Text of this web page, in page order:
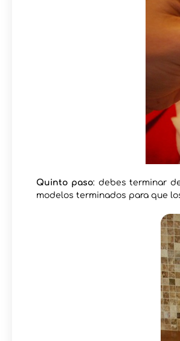
Quinto paso: debes terminar
modelos terminados para que